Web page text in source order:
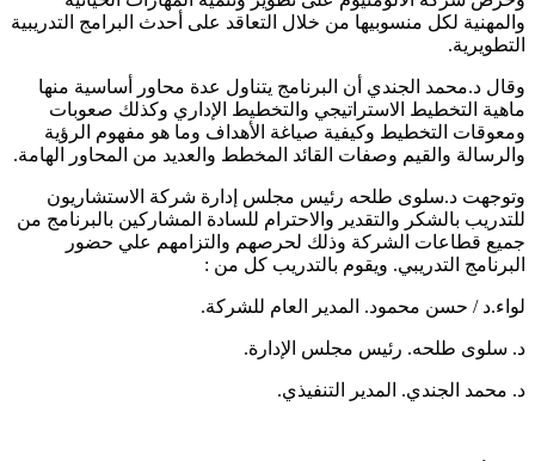
والمهنية لكل منسوبيها من خلال التعاقد على أحدث البرامج التدريبية
التطويرية.
وقال د.محمد الجندي أن البرنامج يتناول عدة محاور أساسية منها
ماهية التخطيط الاستراتيجي والتخطيط الإداري وكذلك صعوبات
ومعوقات التخطيط وكيفية صياغة الأهداف وما هو مفهوم الرؤية
والرسالة والقيم وصفات القائد المخطط والعديد من المحاور الهامة.
وتوجهت د.سلوى طلحه رئيس مجلس إدارة شركة الاستشاريون
للتدريب بالشكر والتقدير والاحترام للسادة المشاركين بالبرنامج من
جميع قطاعات الشركة وذلك لحرصهم والتزامهم علي حضور
البرنامج التدريبي. ويقوم بالتدريب كل من :
لواء.د / حسن محمود. المدير العام للشركة.
د. سلوى طلحه. رئيس مجلس الإدارة.
د. محمد الجندي. المدير التنفيذي.